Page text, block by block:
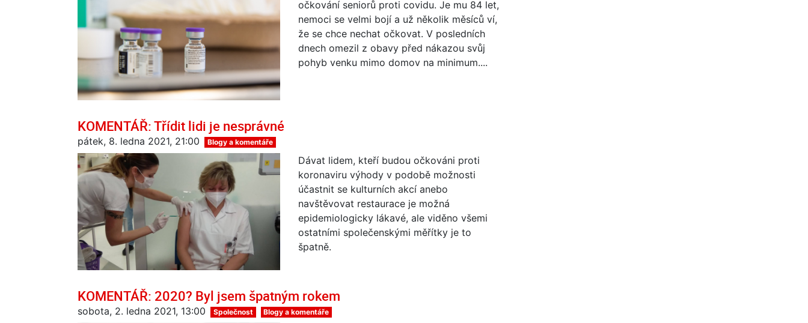
očkování seniorů proti covidu. Je mu 84 let,
nemoci se velmi bojí a už několik měsíců ví,
že se chce nechat očkovat. V posledních
dnech omezil z obavy před nákazou svůj
pohyb venku mimo domov na minimum....
KOMENTÁŘ: Třídit lidi je nesprávné
pátek, 8. ledna 2021, 21:00 Blogy a komentáře
Dávat lidem, kteří budou očkováni proti
koronaviru výhody v podobě možnosti
účastnit se kulturních akcí anebo
navštěvovat restaurace je možná
epidemiologicky lákavé, ale viděno všemi
ostatními společenskými měřítky je to
špatně.
KOMENTÁŘ: 2020? Byl jsem špatným rokem
sobota, 2. ledna 2021, 13:00 Společnost Blogy a komentáře